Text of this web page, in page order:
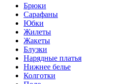
Брюки
Сарафаны
Юбки
Жилеты
Жакеты
Блузки
Нарядные платья
Нижнее белье
Колготки